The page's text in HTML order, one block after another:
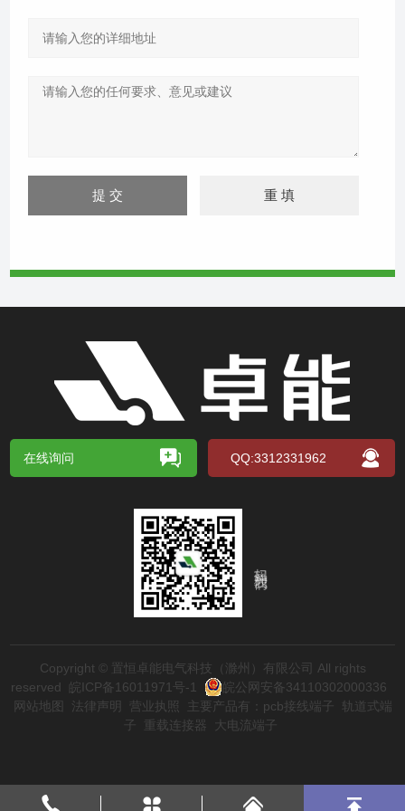
在线询问 QQ:3312331962
Copyright © 置恒卓能电气科技（滁州）有限公司 All rights
reserved
皖ICP备16011971号-1
皖公网安备34110302000336
网站地图
法律声明 营业执照 主要产品有： pcb接线端子
轨道式端
子
重载连接器 大电流端子